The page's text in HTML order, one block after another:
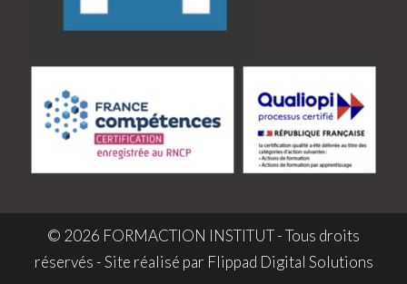
© 2026 FORMACTION INSTITUT - Tous droits
réservés - Site réalisé par Flippad Digital Solutions